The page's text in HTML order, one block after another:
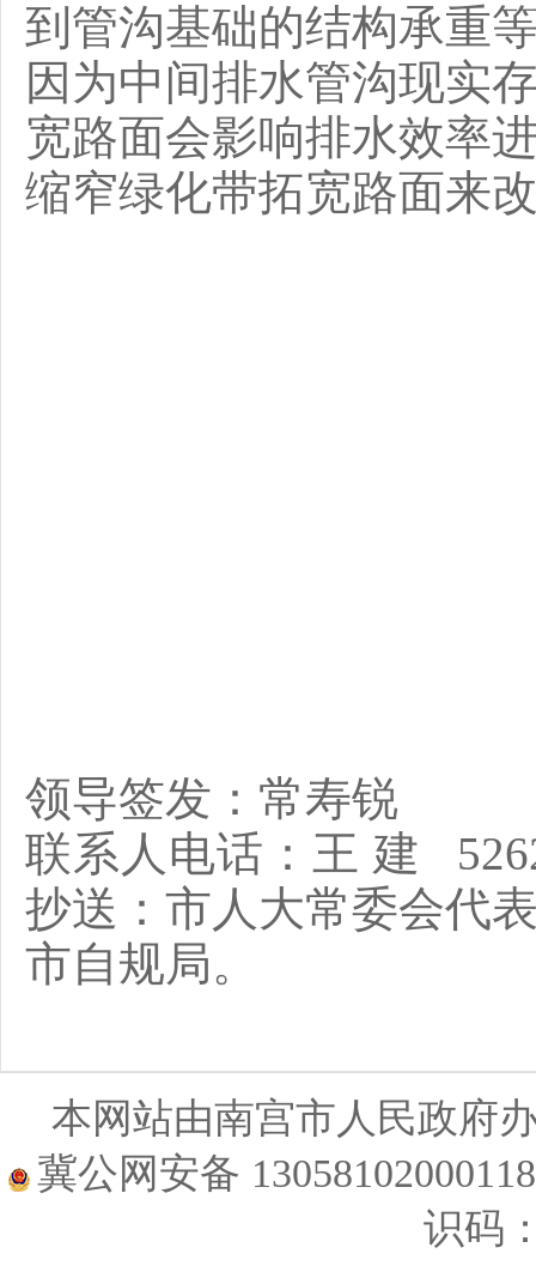
到管沟基础的结构承重
因为中间排水管沟现实
宽路面会影响排水效率
缩窄绿化带拓宽路面来
领导签发： 常寿锐
联系人电话： 王 建
抄送 ： 市人大常委会代
市自规局。
本网站由南宫市人民政
冀公网安备
识码